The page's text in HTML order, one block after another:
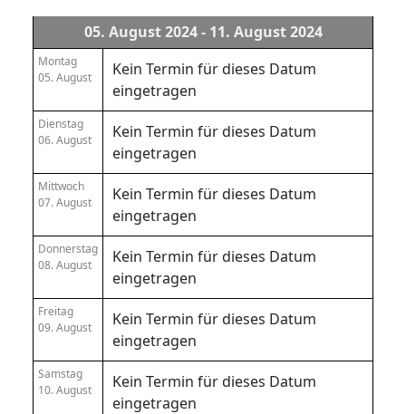
05. August 2024 - 11. August 2024
Montag
05. August
Kein Termin für dieses Datum
eingetragen
Dienstag
06. August
Kein Termin für dieses Datum
eingetragen
Mittwoch
07. August
Kein Termin für dieses Datum
eingetragen
Donnerstag
08. August
Kein Termin für dieses Datum
eingetragen
Freitag
09. August
Kein Termin für dieses Datum
eingetragen
Samstag
10. August
Kein Termin für dieses Datum
eingetragen